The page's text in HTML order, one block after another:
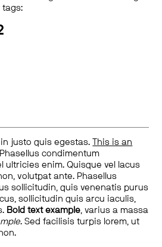
tags:
justo quis egestas.
This is an
condimentum
ultricies enim. Quisque vel lacus
volutpat ante. Phasellus
sollicitudin, quis venenatis purus
sollicitudin quis arcu iaculis,
Bold text example, varius a massa
. Sed facilisis turpis lorem, ut